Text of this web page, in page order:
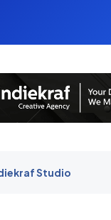
Studio